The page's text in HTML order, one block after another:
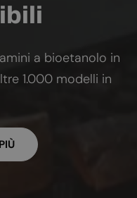
a bioetanolo in
1.000 modelli in